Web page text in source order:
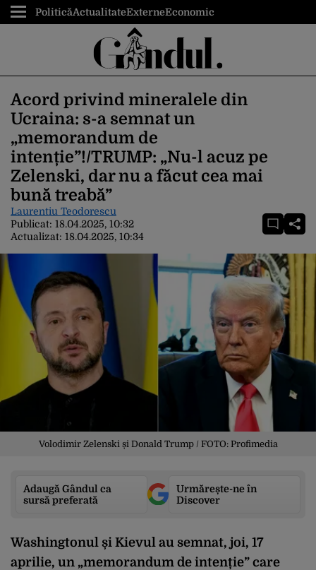
PoliticăActualitateExterneEconomic
Acord privind mineralele din
Ucraina: s-a semnat un
„memorandum de
intenție”!/TRUMP: „Nu-l acuz pe
Zelenski, dar nu a făcut cea mai
bună treabă”
Laurentiu Teodorescu
Publicat: 18.04.2025, 10:32
Actualizat: 18.04.2025, 10:34
Volodimir Zelenski și Donald Trump / FOTO: Profimedia
Adaugă Gândul ca
sursă preferată
Urmărește-ne în
Discover
Washingtonul și Kievul au semnat, joi, 17
aprilie, un „memorandum de intenție” care